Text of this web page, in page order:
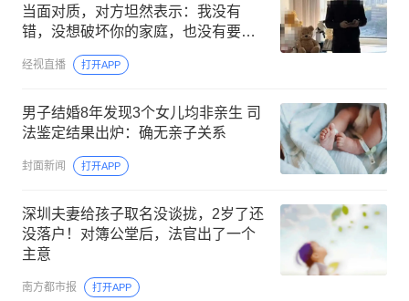
当面对质，对方坦然表示：我没有
错，没想破坏你的家庭，也没有要伤
害你的孩子，律师解读案件警示
经视直播 打开APP
男子结婚8年发现3个女儿均非亲生 司
法鉴定结果出炉：确无亲子关系
封面新闻 打开APP
深圳夫妻给孩子取名没谈拢，2岁了还
没落户！对簿公堂后，法官出了一个
主意
南方都市报 打开APP